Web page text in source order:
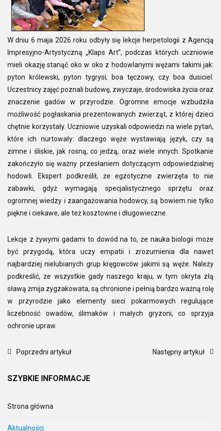
W dniu 6 maja 2026 roku odbyły się lekcje herpetologii z Agencją
Impresyjno-Artystyczną „Klaps Art”, podczas których uczniowie
mieli okazję stanąć oko w oko z hodowlanymi wężami takimi jak:
pyton królewski, pyton tygrysi, boa tęczowy, czy boa dusiciel.
Uczestnicy zajęć poznali budowę, zwyczaje, środowiska życia oraz
znaczenie gadów w przyrodzie. Ogromne emocje wzbudziła
możliwość pogłaskania prezentowanych zwierząt, z której dzieci
chętnie korzystały. Uczniowie uzyskali odpowiedzi na wiele pytań,
które ich nurtowały: dlaczego węże wystawiają język, czy są
zimne i śliskie, jak rosną, co jedzą, oraz wiele innych. Spotkanie
zakończyło się ważny przesłaniem dotyczącym odpowiedzialnej
hodowli. Ekspert podkreślił, że egzotyczne zwierzęta to nie
zabawki, gdyż wymagają specjalistycznego sprzętu oraz
ogromnej wiedzy i zaangażowania hodowcy, są bowiem nie tylko
piękne i ciekawe, ale też kosztowne i długowieczne.
Lekcje z żywymi gadami to dowód na to, że nauka biologii może
być przygodą, która uczy empatii i zrozumienia dla nawet
najbardziej nielubianych grup kręgowców jakimi są węże. Należy
podkreślić, że wszystkie gady naszego kraju, w tym okryta złą
sławą żmija zygzakowata, są chronione i pełnią bardzo ważną rolę
w przyrodzie jako elementy sieci pokarmowych regulujące
liczebność owadów, ślimaków i małych gryzoni, co sprzyja
ochronie upraw.
Poprzedni artykuł Następny artykuł
SZYBKIE INFORMACJE
Strona główna
Aktualności